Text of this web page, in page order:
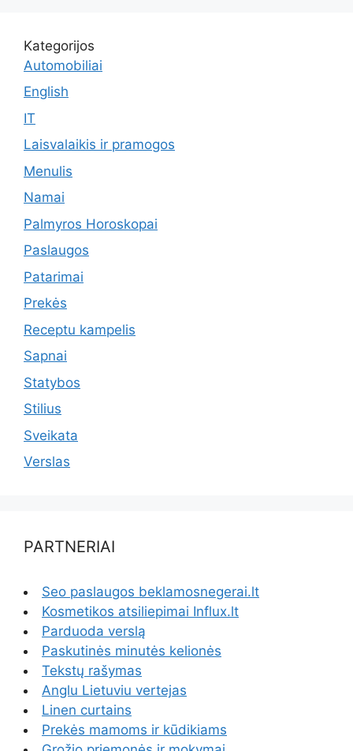
Kategorijos
Automobiliai
English
IT
Laisvalaikis ir pramogos
Menulis
Namai
Palmyros Horoskopai
Paslaugos
Patarimai
Prekės
Receptu kampelis
Sapnai
Statybos
Stilius
Sveikata
Verslas
PARTNERIAI
Seo paslaugos beklamosnegerai.lt
Kosmetikos atsiliepimai Influx.lt
Parduoda verslą
Paskutinės minutės kelionės
Tekstų rašymas
Anglu Lietuviu vertejas
Linen curtains
Prekės mamoms ir kūdikiams